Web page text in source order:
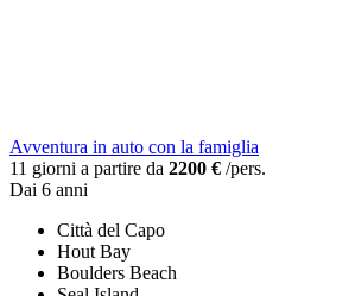
Avventura in auto con la famiglia
11 giorni a partire da 2200 € /pers.
Dai 6 anni
Città del Capo
Hout Bay
Boulders Beach